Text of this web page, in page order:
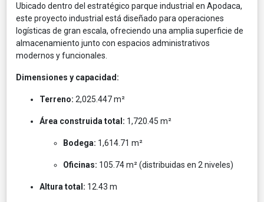
Ubicado dentro del estratégico parque industrial en Apodaca,
este proyecto industrial está diseñado para operaciones
logísticas de gran escala, ofreciendo una amplia superficie de
almacenamiento junto con espacios administrativos
modernos y funcionales.
Dimensiones y capacidad:
Terreno: 2,025.447 m²
Área construida total: 1,720.45 m²
Bodega: 1,614.71 m²
Oficinas: 105.74 m² (distribuidas en 2 niveles)
Altura total: 12.43 m